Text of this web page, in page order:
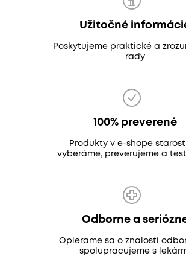
Užitočné
Poskytujeme praktické a
rady
100% preverené
Produkty v e-shope
vyberáme, preverujeme a
Odborne a
Opierame sa o znalosti
spolupracujeme s